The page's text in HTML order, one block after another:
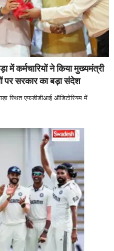
कर्मचारियों ने किया मुख्यमंत्री
पर सरकार का बड़ा संदेश
स्थित एफडीडीआई ऑडिटोरियम में